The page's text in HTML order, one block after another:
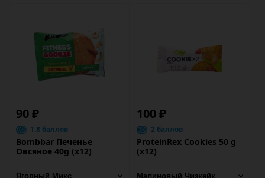
90 ₽
1.8 баллов
Bombbar Печенье
Овсяное 40g (х12)
100 ₽
2 баллов
ProteinRex Cookies 50 g
(х12)